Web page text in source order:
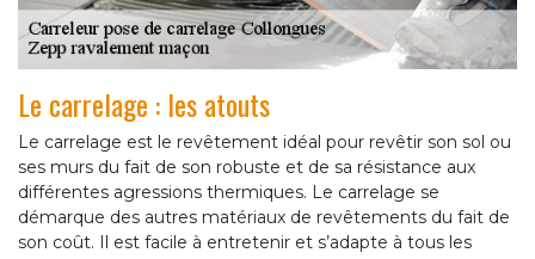
Le carrelage : les atouts
Le carrelage est le revêtement idéal pour revêtir son sol ou
ses murs du fait de son robuste et de sa résistance aux
différentes agressions thermiques. Le carrelage se
démarque des autres matériaux de revêtements du fait de
son coût. Il est facile à entretenir et s’adapte à tous les